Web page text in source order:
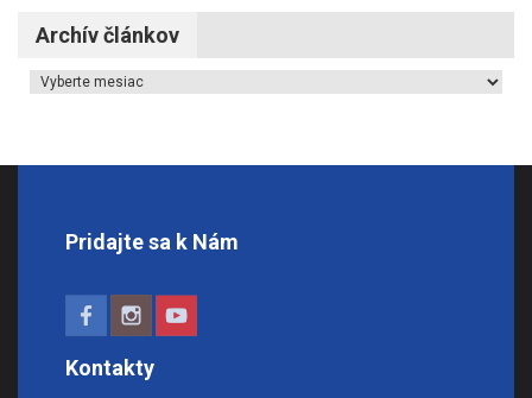
Archív článkov
Archív článkov
Pridajte sa k Nám
Kontakty